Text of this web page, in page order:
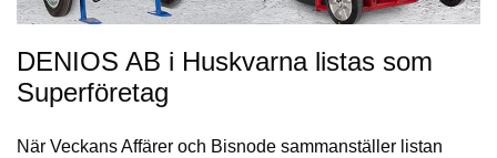
DENIOS AB i Huskvarna listas som
Superföretag
När Veckans Affärer och Bisnode sammanställer listan